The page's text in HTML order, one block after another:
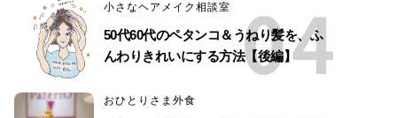
小さなヘアメイク相談室
50代60代のペタンコ＆うねり髪を、ふ
んわりきれいにする方法【後編】
おひとりさま外食